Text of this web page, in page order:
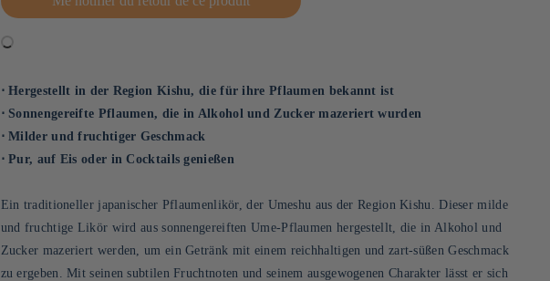
⋅ Hergestellt in der Region Kishu, die für ihre Pflaumen bekannt ist
⋅ Sonnengereifte Pflaumen, die in Alkohol und Zucker mazeriert wurden
⋅ Milder und fruchtiger Geschmack
⋅ Pur, auf Eis oder in Cocktails genießen
Ein traditioneller japanischer Pflaumenlikör, der Umeshu aus der Region Kishu. Dieser milde
und fruchtige Likör wird aus sonnengereiften Ume-Pflaumen hergestellt, die in Alkohol und
Zucker mazeriert werden, um ein Getränk mit einem reichhaltigen und zart-süßen Geschmack
zu ergeben. Mit seinen subtilen Fruchtnoten und seinem ausgewogenen Charakter lässt er sich